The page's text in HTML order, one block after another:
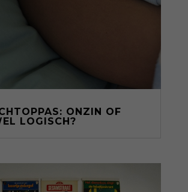
ONZIN OF
LOGISCH?